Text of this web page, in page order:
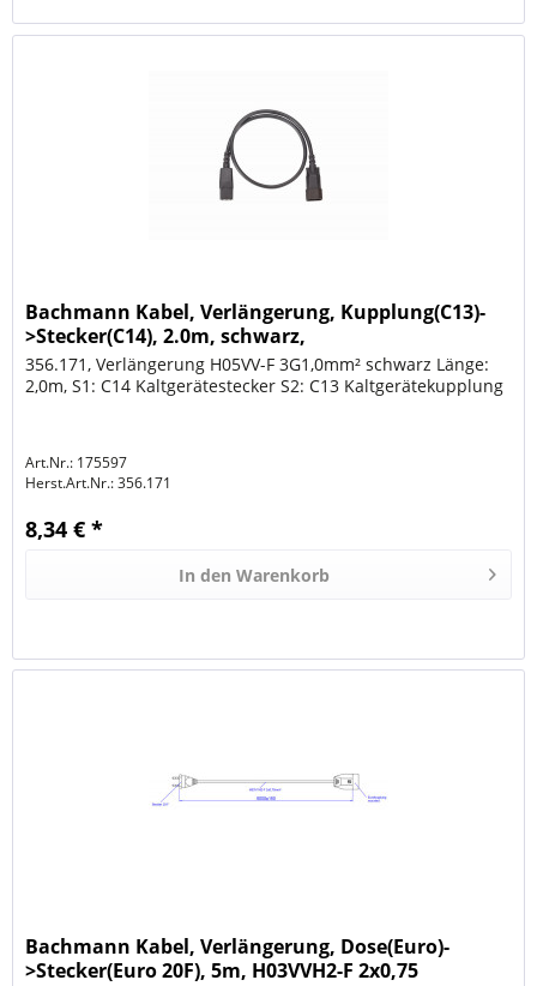
Bachmann Kabel, Verlängerung, Kupplung(C13)-
>Stecker(C14), 2.0m, schwarz,
356.171, Verlängerung H05VV-F 3G1,0mm² schwarz Länge:
2,0m, S1: C14 Kaltgerätestecker S2: C13 Kaltgerätekupplung
Art.Nr.: 175597
Herst.Art.Nr.:356.171
8,34 € *
In den Warenkorb
Bachmann Kabel, Verlängerung, Dose(Euro)-
>Stecker(Euro 20F), 5m, H03VVH2-F 2x0,75